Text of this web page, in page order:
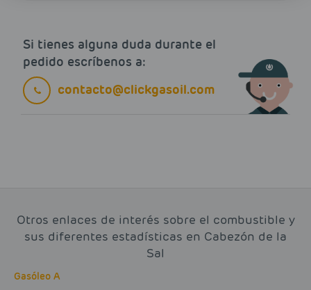
Si tienes alguna duda durante el
pedido escríbenos a:
contacto@clickgasoil.com
Otros enlaces de interés sobre el combustible y
sus diferentes estadísticas en Cabezón de la
Sal
Gasóleo A